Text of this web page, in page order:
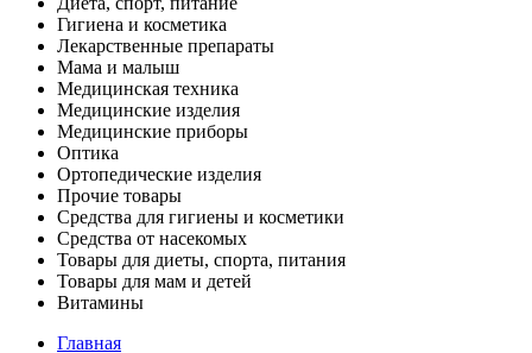
Гигиена и косметика
Лекарственные препараты
Мама и малыш
Медицинская техника
Медицинские изделия
Медицинские приборы
Оптика
Ортопедические изделия
Прочие товары
Средства для гигиены и косметики
Средства от насекомых
Товары для диеты, спорта, питания
Товары для мам и детей
Витамины
Главная